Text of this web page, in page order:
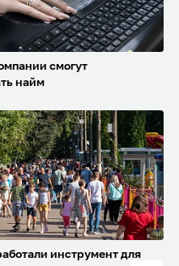
смогут
найм
инструмент для